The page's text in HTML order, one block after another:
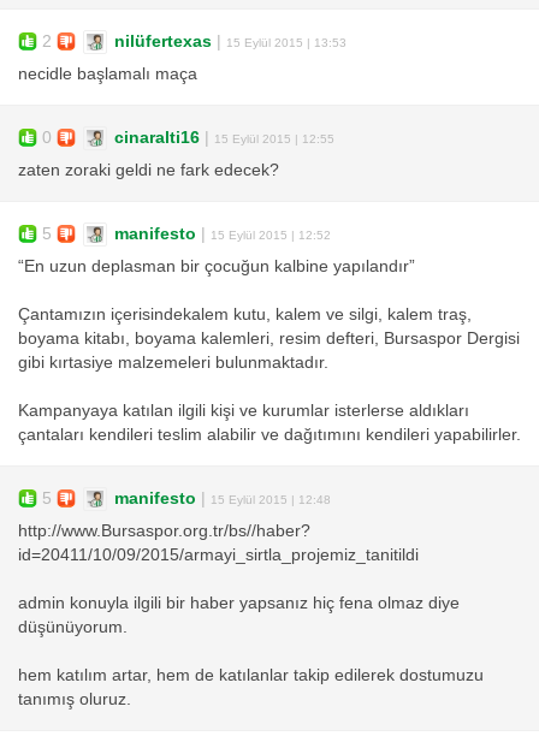
2 nilüfertexas 15 Eylül 2015 | 13:53
necidle başlamalı maça
0 cinaralti16 15 Eylül 2015 | 12:55
zaten zoraki geldi ne fark edecek?
5 manifesto 15 Eylül 2015 | 12:52
“En uzun deplasman bir çocuğun kalbine yapılandır”
Çantamızın içerisindekalem kutu, kalem ve silgi, kalem traş,
boyama kitabı, boyama kalemleri, resim defteri, Bursaspor Dergisi
gibi kırtasiye malzemeleri bulunmaktadır.
Kampanyaya katılan ilgili kişi ve kurumlar isterlerse aldıkları
çantaları kendileri teslim alabilir ve dağıtımını kendileri yapabilirler.
5 manifesto 15 Eylül 2015 | 12:48
http://www.Bursaspor.org.tr/bs//haber?
id=20411/10/09/2015/armayi_sirtla_projemiz_tanitildi
admin konuyla ilgili bir haber yapsanız hiç fena olmaz diye
düşünüyorum.
hem katılım artar, hem de katılanlar takip edilerek dostumuzu
tanımış oluruz.